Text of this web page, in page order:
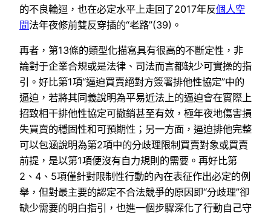
的不良輪迴，也在必定水平上走回了2017年反個人空
間法年夜修前雙反穿插的“老路”(39)。
再者，第13條的類型化描寫具有很高的不斷定性，非
論對于企業合規或是法律、司法而言都缺少可實操的指
引。好比第1項“逼迫買賣絕對方簽署排他性協定”中的
逼迫，若將其同義說明為平易近法上的逼迫會在實際上
招致相干排他性協定可撤銷甚至有效，極年夜地傷害損
失買賣的穩固性和可預期性；另一方面，逼迫排他完整
可以包涵說明為第2項中的分歧理限制買賣對象或買賣
前提，是以第1項便沒有自力規則的需要。再好比第
2、4、5項僅針對限制性行動的內在表征作出必定的例
舉，但對最主要的認定不合法競爭的原因即“分歧理”卻
缺少需要的明白指引，也進一個步驟深化了行動自己守